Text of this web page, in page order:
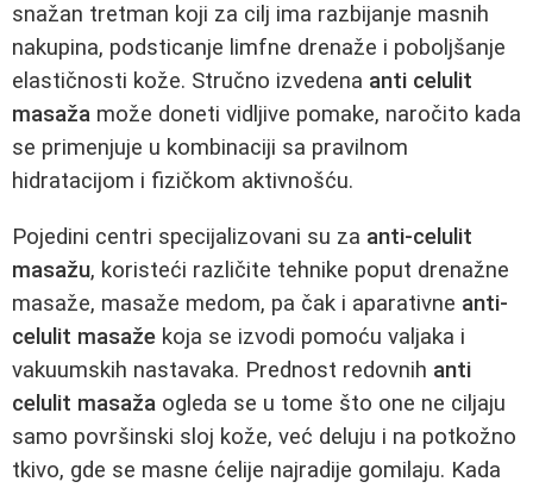
snažan tretman koji za cilj ima razbijanje masnih
nakupina, podsticanje limfne drenaže i poboljšanje
elastičnosti kože. Stručno izvedena anti celulit
masaža može doneti vidljive pomake, naročito kada
se primenjuje u kombinaciji sa pravilnom
hidratacijom i fizičkom aktivnošću.
Pojedini centri specijalizovani su za anti-celulit
masažu, koristeći različite tehnike poput drenažne
masaže, masaže medom, pa čak i aparativne anti-
celulit masaže koja se izvodi pomoću valjaka i
vakuumskih nastavaka. Prednost redovnih anti
celulit masaža ogleda se u tome što one ne ciljaju
samo površinski sloj kože, već deluju i na potkožno
tkivo, gde se masne ćelije najradije gomilaju. Kada